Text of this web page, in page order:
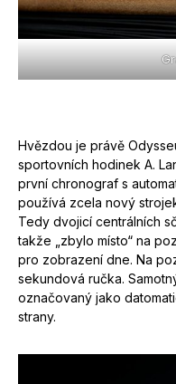
Hvězdou je právě
sportovních hodinek A.
první chronograf s
používá zcela nový
Tedy dvojicí centrálních
takže „zbylo místo“ na
pro zobrazení dne. Na
sekundová ručka.
označovaný jako
strany.